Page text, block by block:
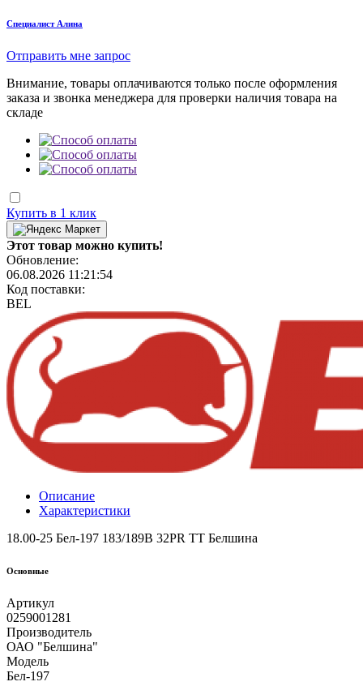
Cпециалист Алина
Отправить мне запрос
Внимание, товары оплачиваются только после оформления
заказа и звонка менеджера для проверки наличия товара на
складе
Купить в 1 клик
Этот товар можно купить!
Обновление:
06.08.2026 11:21:54
Код поставки:
BEL
Описание
Характеристики
18.00-25 Бел-197 183/189B 32PR TT Белшина
Основные
Артикул
0259001281
Производитель
ОАО "Белшина"
Модель
Бел-197